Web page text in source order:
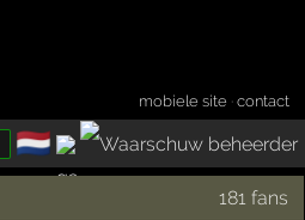
mobiele site ·contact
🇳🇱
181 fans